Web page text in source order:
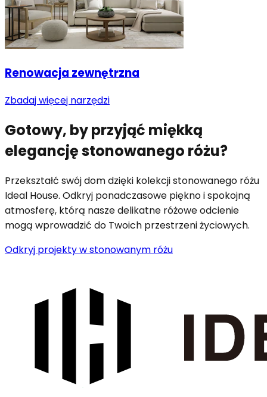
Renowacja zewnętrzna
Zbadaj więcej narzędzi
Gotowy, by przyjąć miękką
elegancję stonowanego różu?
Przekształć swój dom dzięki kolekcji stonowanego różu
Ideal House. Odkryj ponadczasowe piękno i spokojną
atmosferę, którą nasze delikatne różowe odcienie
mogą wprowadzić do Twoich przestrzeni życiowych.
Odkryj projekty w stonowanym różu